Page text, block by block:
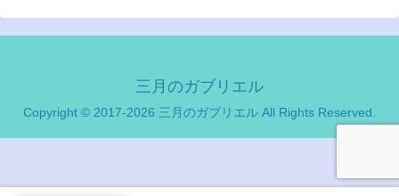
三月のガブリエル
Copyright © 2017-2026 三月のガブリエル All Rights Reserved.